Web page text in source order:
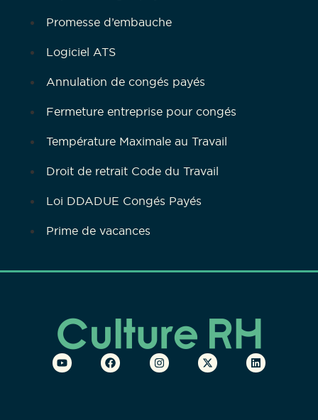
Promesse d’embauche
Logiciel ATS
Annulation de congés payés
Fermeture entreprise pour congés
Température Maximale au Travail
Droit de retrait Code du Travail
Loi DDADUE Congés Payés
Prime de vacances